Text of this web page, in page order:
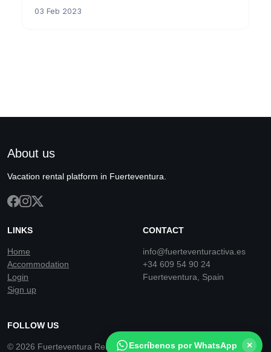
03 Feb 2023
About us
Vacation rental platform in Fuerteventura.
LINKS
Home
Accommodation
Login
Sign up
CONTACT
info@fuerteventuractiva.es
+34 609 54 90 24
Fuerteventura, Spain
FOLLOW US
© 2026 Fuerteventura Rentals Escríbenos por WhatsApp ×